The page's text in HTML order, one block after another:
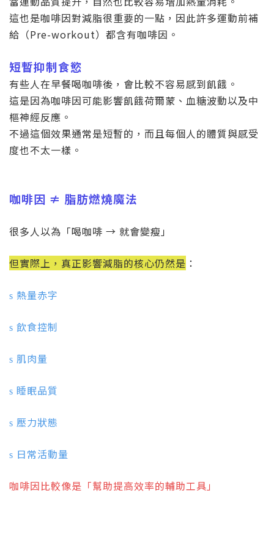
這也是咖啡因對減脂很重要的一點，因此許多運動前補
給（Pre-workout）都含有咖啡因。
短暫抑制食慾
有些人在早餐喝咖啡後，會比較不容易感到飢餓。
這是因為咖啡因可能影響飢餓荷爾蒙、血糖波動以及中
樞神經反應。
不過這個效果通常是短暫的，而且每個人的體質與感受
度也不太一樣。
咖啡因 ≠ 脂肪燃燒魔法
很多人以為「喝咖啡 → 就會變瘦」
但實際上，真正影響減脂的核心仍然是 ：
s 熱量赤字
s 飲食控制
s 肌肉量
s 睡眠品質
s 壓力狀態
s 日常活動量
咖啡因比較像是「幫助提高效率的輔助工具」